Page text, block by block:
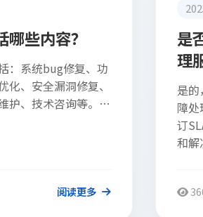
些内容？
：系统bug修复、功
化、安全漏洞修复、
护、技术咨询等。根
阅读更多
是
理
是
障
订
和